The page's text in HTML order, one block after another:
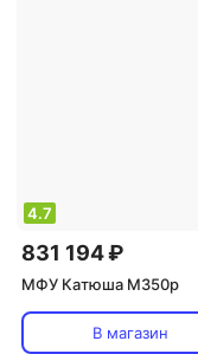
4.7
831 194 ₽
МФУ Катюша M350p
В магазин